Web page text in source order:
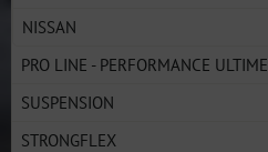
NISSAN
PRO LINE - PERFORMANCE ULTIME
SUSPENSION
STRONGFLEX